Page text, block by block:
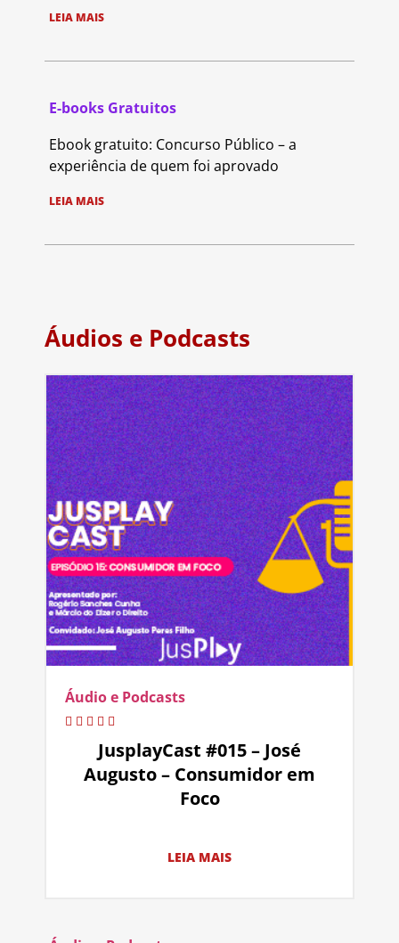
LEIA MAIS
E-books Gratuitos
Ebook gratuito: Concurso Público – a
experiência de quem foi aprovado
LEIA MAIS
Áudios e Podcasts
Áudio e Podcasts
JusplayCast #015 – José
Augusto – Consumidor em
Foco
LEIA MAIS